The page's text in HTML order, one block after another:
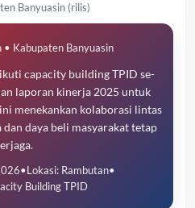
Banyuasin (rilis)
• Kabupaten Banyuasin
capacity building TPID se-
laporan kinerja 2025 untuk
menekankan kolaborasi lintas
daya beli masyarakat tetap
•Lokasi: Rambutan•
Building TPID